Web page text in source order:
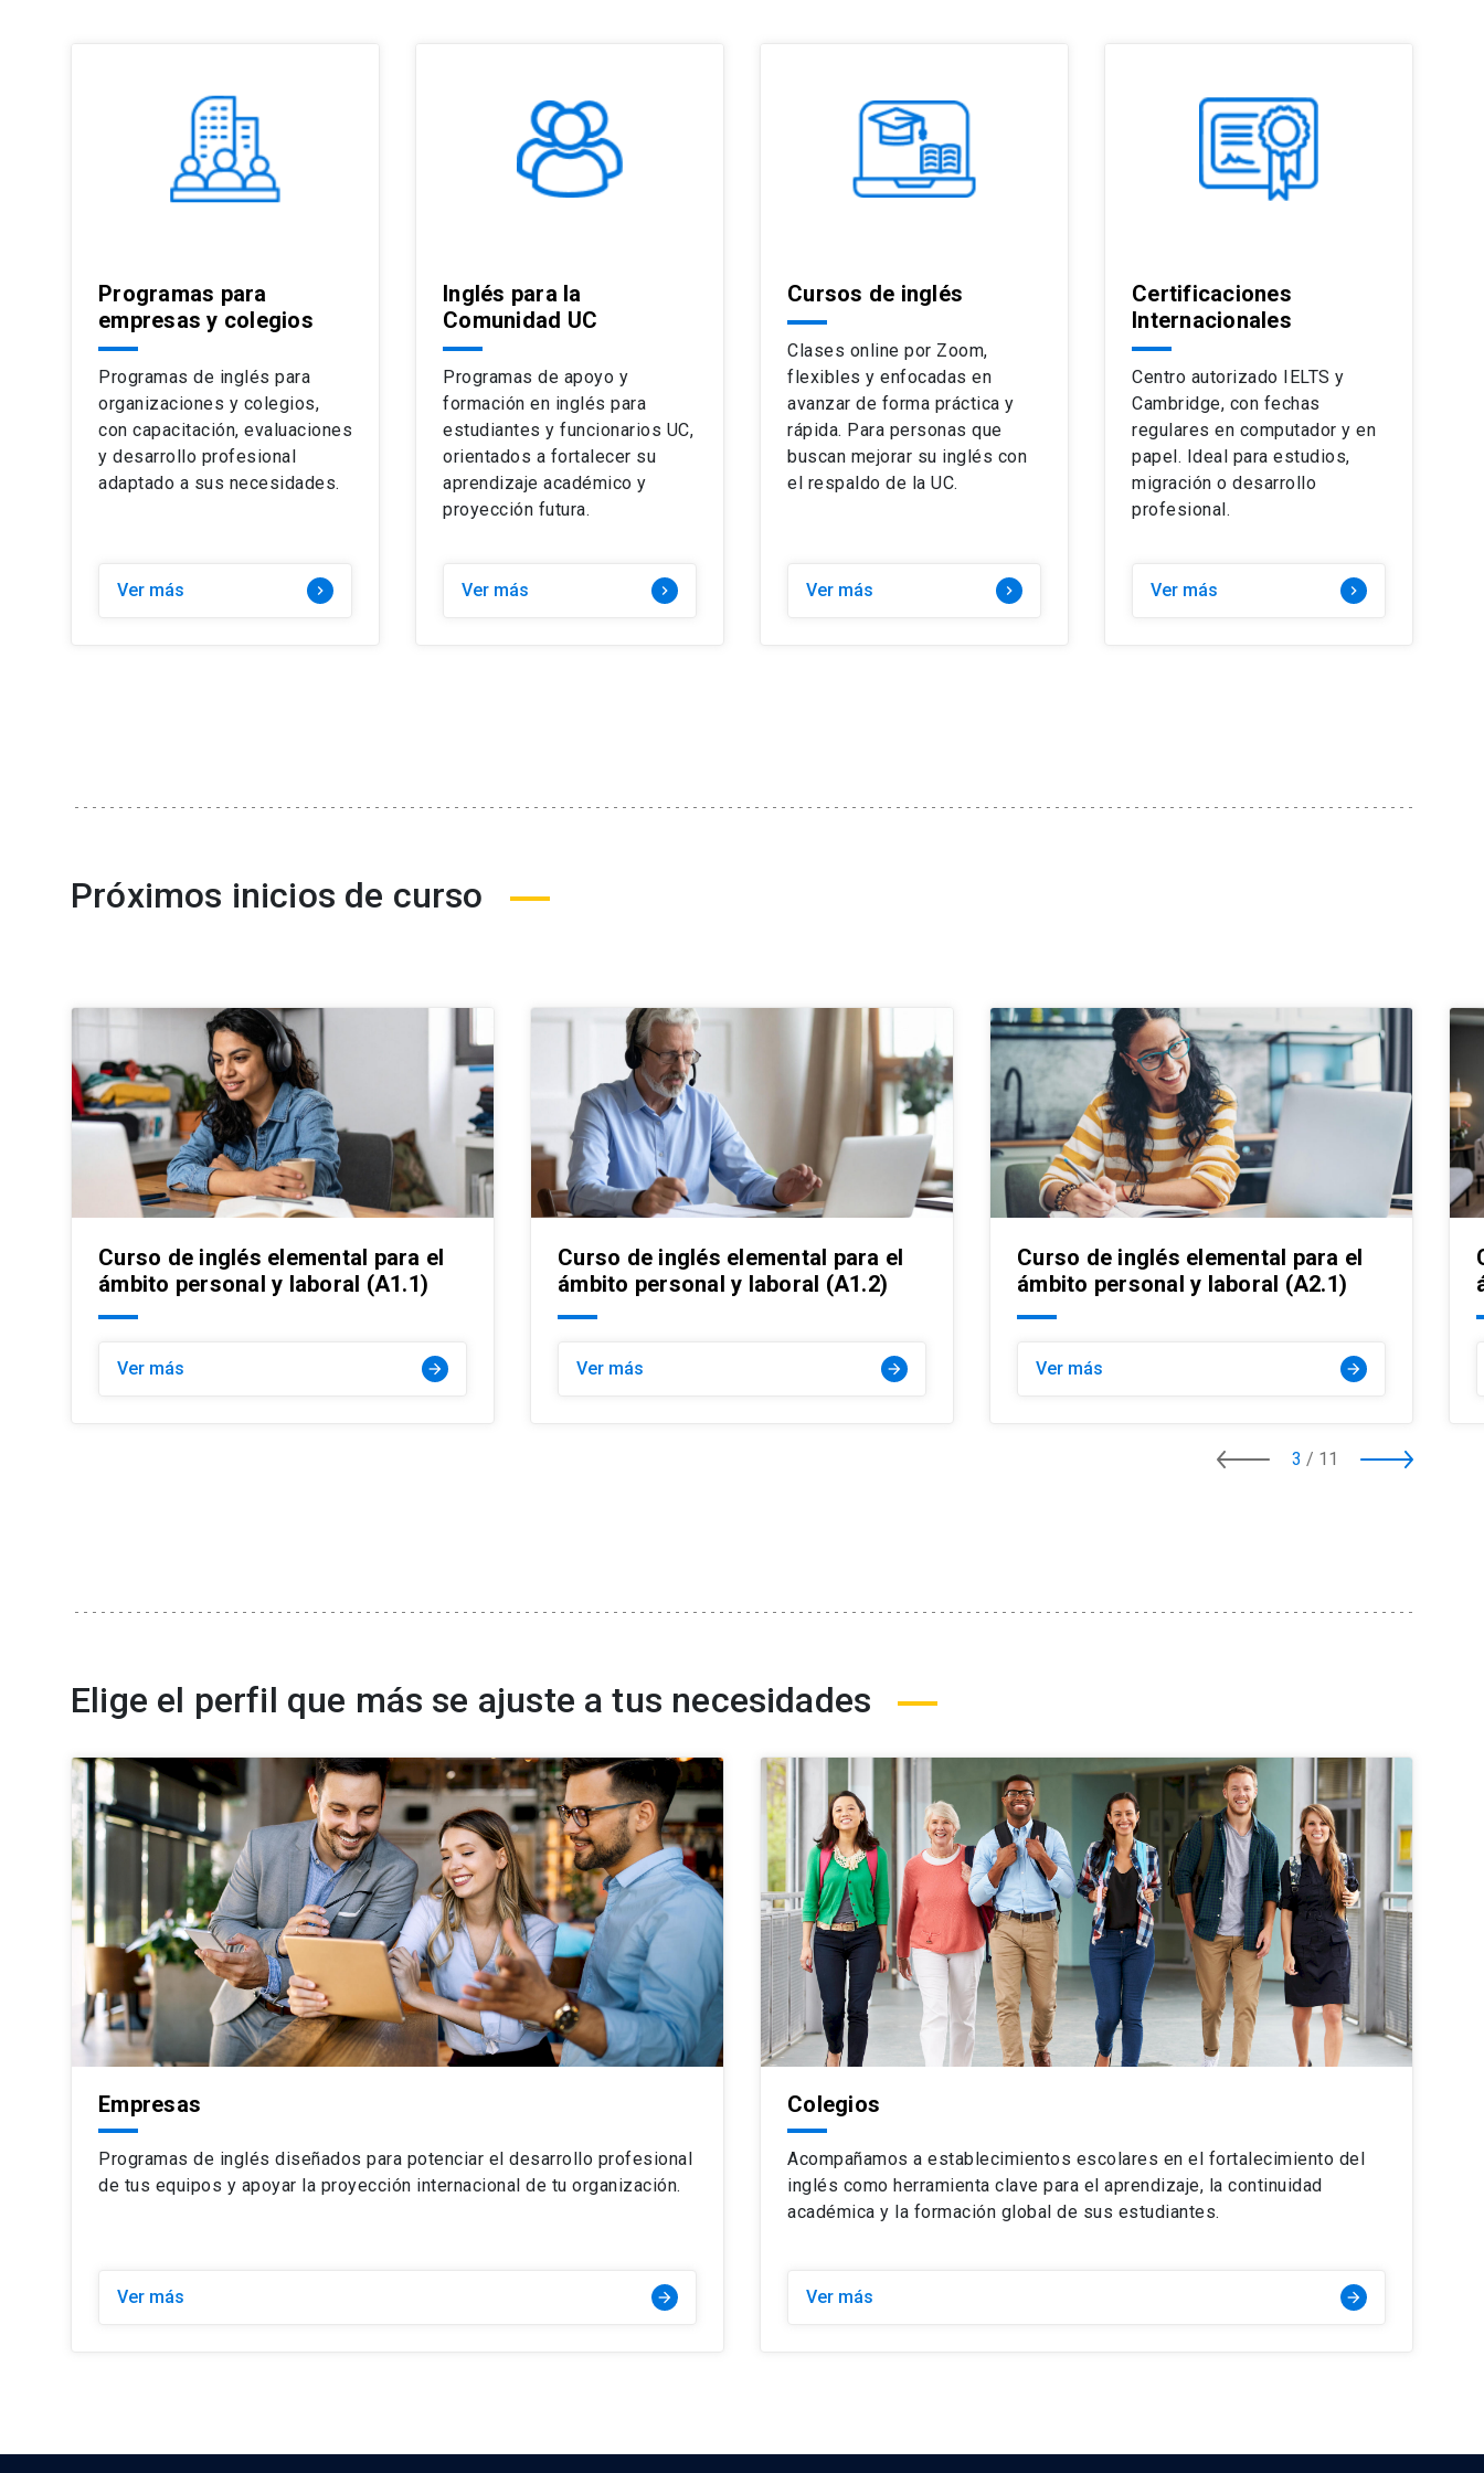
Programas para
empresas y colegios
Programas de inglés para
organizaciones y colegios,
con capacitación, evaluaciones
y desarrollo profesional
adaptado a sus necesidades.
Ver más keyboard_arrow_right
Inglés para la
Comunidad UC
Programas de apoyo y
formación en inglés para
estudiantes y funcionarios UC,
orientados a fortalecer su
aprendizaje académico y
proyección futura.
Ver más keyboard_arrow_right
Cursos de inglés
Clases online por Zoom,
flexibles y enfocadas en
avanzar de forma práctica y
rápida. Para personas que
buscan mejorar su inglés con
el respaldo de la UC.
Ver más keyboard_arrow_right
Certificaciones
Internacionales
Centro autorizado IELTS y
Cambridge, con fechas
regulares en computador y en
papel. Ideal para estudios,
migración o desarrollo
profesional.
Ver más keyboard_arrow_right
Próximos inicios de curso
Curso de inglés elemental para el
ámbito personal y laboral (A1.1)
Ver más arrow_forward
Curso de inglés elemental para el
ámbito personal y laboral (A1.2)
Ver más arrow_forward
Curso de inglés elemental para el
ámbito personal y laboral (A2.1)
Ver más arrow_forward
3 / 11
Elige el perfil que más se ajuste a tus necesidades
Empresas
Programas de inglés diseñados para potenciar el desarrollo profesional
de tus equipos y apoyar la proyección internacional de tu organización.
Ver más arrow_forward
Colegios
Acompañamos a establecimientos escolares en el fortalecimiento del
inglés como herramienta clave para el aprendizaje, la continuidad
académica y la formación global de sus estudiantes.
Ver más arrow_forward